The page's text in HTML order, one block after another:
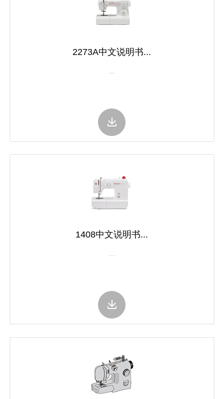
2273A中文说明书...
...
1408中文说明书...
...